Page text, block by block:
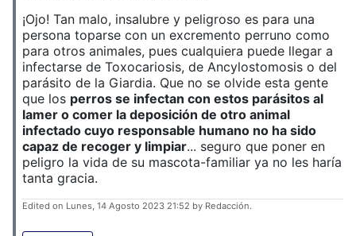
¡Ojo! Tan malo, insalubre y peligroso es para una
persona toparse con un excremento perruno como
para otros animales, pues cualquiera puede llegar a
infectarse de Toxocariosis, de Ancylostomosis o del
parásito de la Giardia. Que no se olvide esta gente
que los perros se infectan con estos parásitos al
lamer o comer la deposición de otro animal
infectado cuyo responsable humano no ha sido
capaz de recoger y limpiar... seguro que poner en
peligro la vida de su mascota-familiar ya no les haría
tanta gracia.
Edited on Lunes, 14 Agosto 2023 21:52 by Redacción.